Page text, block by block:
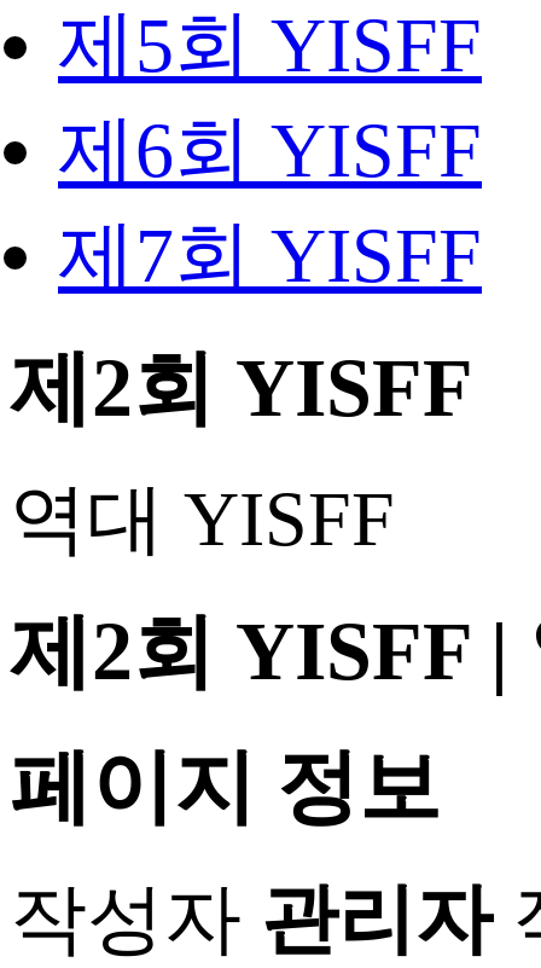
제5회 YISFF
제6회 YISFF
제7회 YISFF
제2회 YISFF
역대 YISFF
제2회 YISFF
페이지 정보
작성자 관리자